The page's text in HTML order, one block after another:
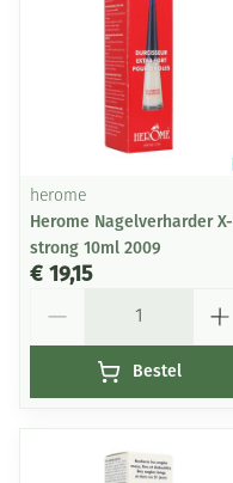
herome
Herome Nagelverharder X-
strong 10ml 2009
€ 19,15
Bestel